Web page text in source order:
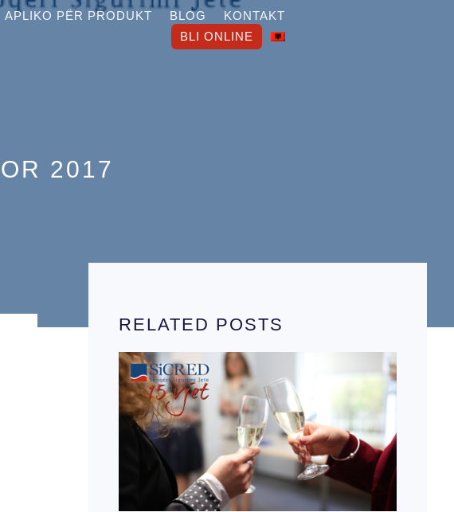
APLIKO PËR PRODUKT BLOG
KONTAKT
BLI ONLINE
2017
RELATED POSTS